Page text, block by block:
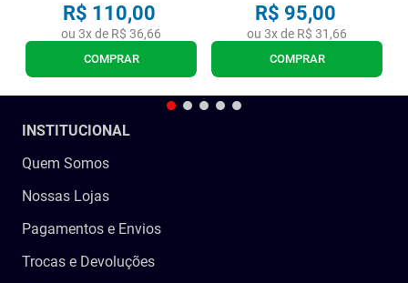
R$ 110,00
ou 3x de R$ 36,66
COMPRAR
R$ 95,00
ou 3x de R$ 31 ,66
COMPRAR
INSTITUCIONAL
Quem Somos
Nossas Lojas
Pagamentos e Envios
Trocas e Devoluções